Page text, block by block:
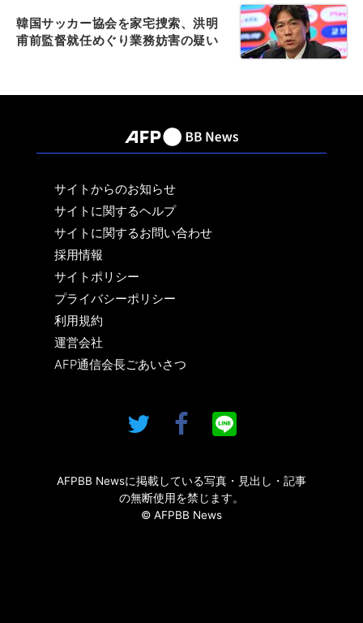
韓国サッカー協会を家宅捜索、洪明
甫前監督就任めぐり業務妨害の疑い
サイトからのお知らせ
サイトに関するヘルプ
サイトに関するお問い合わせ
採用情報
サイトポリシー
プライバシーポリシー
利用規約
運営会社
AFP通信会長ごあいさつ
AFPBB Newsに掲載している写真・見出し・記事
の無断使用を禁じます。
© AFPBB News